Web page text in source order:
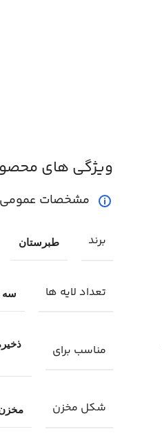
ویژگی های
مشخصات عمومی
برند طبرستان
تعداد لایه ها سه
مناسب برای
شکل مخزن